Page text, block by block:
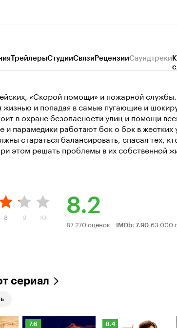
ТрейлерыСтудииСвязиРецензииСаундтреки
«Скорой помощи» и пожарной
жизнью и попадая в самые пугающие и
в охране безопасности улиц и помощи
парамедики работают бок о бок в жестких
стараться балансировать, спасая тех,
этом решать проблемы в их собственной
8 9 10
8.2
Рейтинг
87 270 оценок IMDb: 7.90 63 000
сериал
Рейтинг
7.6
Рейтинг
8.4